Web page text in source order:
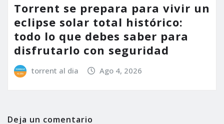
Torrent se prepara para vivir un
eclipse solar total histórico:
todo lo que debes saber para
disfrutarlo con seguridad
torrent al dia Ago 4, 2026
Deja un comentario